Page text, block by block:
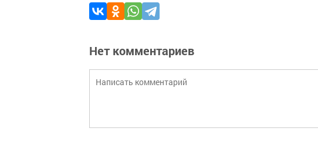
Нет комментариев